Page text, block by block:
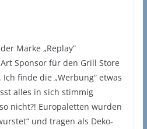
Marke „Replay“
Sponsor für den Grill Store
finde die „Werbung“ etwas
alles in sich stimmig
nicht?! Europaletten wurden
und tragen als Deko-